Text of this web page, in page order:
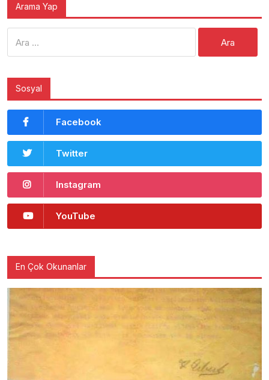
Arama Yap
Sosyal
Facebook
Twitter
Instagram
YouTube
En Çok Okunanlar